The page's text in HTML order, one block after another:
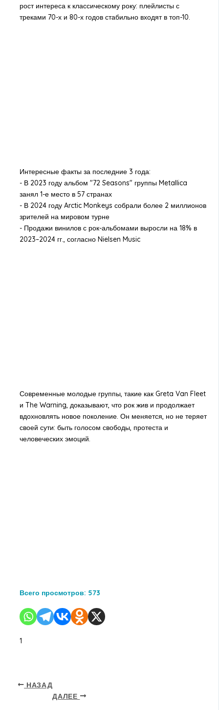
рост интереса к классическому року: плейлисты с
треками 70-х и 80-х годов стабильно входят в топ-10.
Интересные факты за последние 3 года:
- В 2023 году альбом "72 Seasons" группы Metallica
занял 1-е место в 57 странах
- В 2024 году Arctic Monkeys собрали более 2 миллионов
зрителей на мировом турне
- Продажи винилов с рок-альбомами выросли на 18% в
2023–2024 гг., согласно Nielsen Music
Современные молодые группы, такие как Greta Van Fleet
и The Warning, доказывают, что рок жив и продолжает
вдохновлять новое поколение. Он меняется, но не теряет
своей сути: быть голосом свободы, протеста и
человеческих эмоций.
Всего просмотров: 573
1
НАЗАД
ДАЛЕЕ